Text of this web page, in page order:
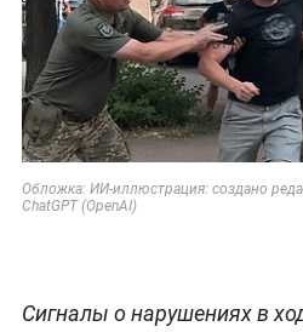
Обложка: ИИ-иллюстрация: создано
ChatGPT (OpenAI)
Сигналы о нарушениях в